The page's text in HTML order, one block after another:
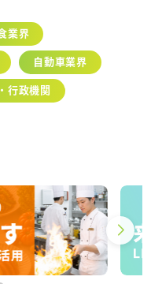
業界
自動車業界
行政機関